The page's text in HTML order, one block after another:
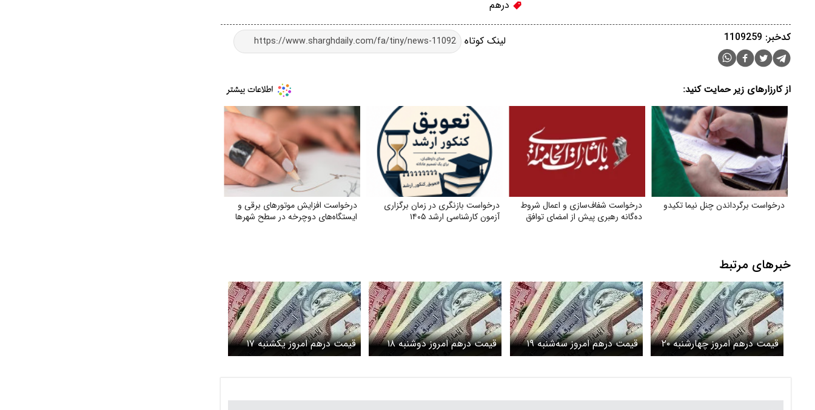
درهم
لینک کوتاه کدخبر: 1109259
از کارزارهای زیر حمایت کنید:
درخواست برگرداندن چنل نیما تکیدو
درخواست شفاف‌سازی و اعمال شروط
ده‌گانه رهبری پیش از امضای توافق
درخواست بازنگری در زمان برگزاری
آزمون کارشناسی ارشد ۱۴۰۵
درخواست افزایش موتورهای برقی و
ایستگاه‌های دوچرخه در سطح شهرها
خبرهای مرتبط
قیمت درهم امروز چهارشنبه ۲۰
خرداد ۱۴۰۵/افزایش قیمت
قیمت درهم امروز سه‌شنبه ۱۹
خرداد ۱۴۰۵/افزایش قیمت
قیمت درهم امروز دوشنبه ۱۸
خرداد ۱۴۰۵/افزایش قیمت
قیمت درهم امروز یکشنبه ۱۷
خرداد ۱۴۰۵/افزایش قیمت